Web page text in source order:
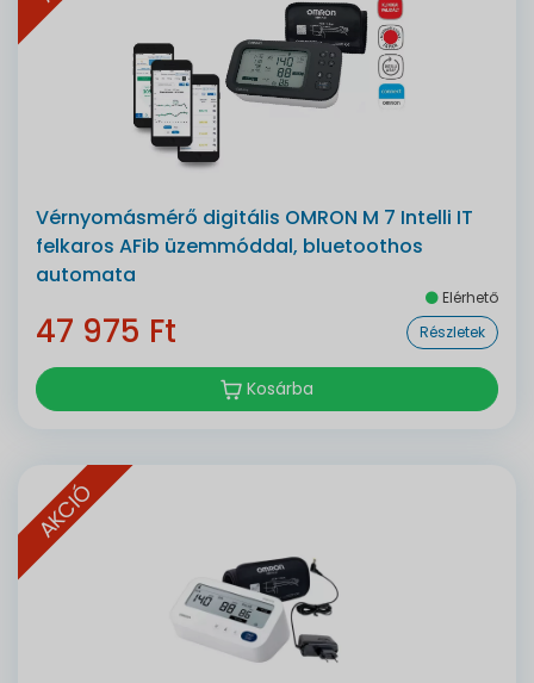
Vérnyomásmérő digitális OMRON M 7 Intelli IT
felkaros AFib üzemmóddal, bluetoothos
automata
Elérhető
47 975 Ft Részletek
Kosárba
AKCIÓ